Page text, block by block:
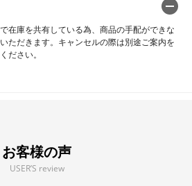
在庫を共有している為、商品の手配ができな
ただきます。キャンセルの際は別途ご案内を
ださい。
お客様の声
USER’S review